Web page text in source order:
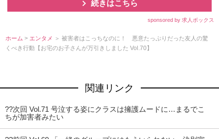
続きはこちら
sponsored by 求人ボックス
ホーム > エンタメ ＞ 被害者はこっちなのに！ 悪意たっぷりだった友人の驚
くべき行動【お宅のお子さんが万引きしました Vol.70】
関連リンク
??次回 Vol.71 号泣する姿にクラスは擁護ムードに…まるでこ
ちが加害者みたい